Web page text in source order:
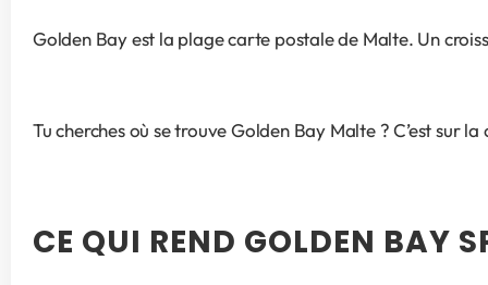
Golden Bay est la plage carte postale de Malte. Un
Tu cherches où se trouve Golden Bay Malte ? C’est
CE QUI REND GOLDEN BAY